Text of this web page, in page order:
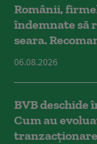
Românii,
îndemnate să
seara.
06.08.2026
BVB deschide
Cum au
tranzacționare